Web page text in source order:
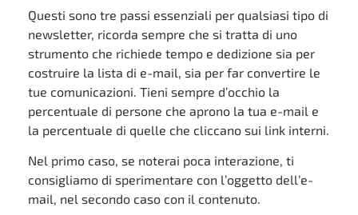
Questi sono tre passi essenziali per qualsiasi tipo di
newsletter, ricorda sempre che si tratta di uno
strumento che richiede tempo e dedizione sia per
costruire la lista di e-mail, sia per far convertire le
tue comunicazioni. Tieni sempre d’occhio la
percentuale di persone che aprono la tua e-mail e
la percentuale di quelle che cliccano sui link interni.
Nel primo caso, se noterai poca interazione, ti
consigliamo di sperimentare con l’oggetto dell’e-
mail, nel secondo caso con il contenuto.